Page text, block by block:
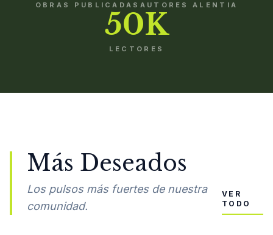
OBRAS PUBLICADAS AUTORES ALENTIA
50K
LECTORES
Más Deseados
Los pulsos más fuertes de nuestra
comunidad.
VER
TODO